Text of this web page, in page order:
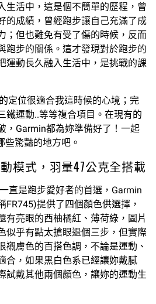
生活中，這是個不簡單的歷程，曾
的成績，曾經跑步讓自己充滿了成
；但也難免有受了傷的時候，反而
跑步的關係。這才發現對於跑步的
運動長久融入生活中，是挑戰的課
定位很適合我這時候的心境；完
鐵運動..等等複合項目。在現有的
，Garmin都為妳準備好了！一起
些驚豔的地方吧。
模式，羽量47公克全搭載
直是跑步愛好者的首選，Garmin
FR745)提供了四個顏色供選擇，
有亮眼的西柚橘紅、薄荷綠，圖片
似乎有點太搶眼退個三步，但實際
襯膚色的百搭色調，不論是運動、
合，如果黑白色系已經讓妳戴膩
試戴其他兩個顏色，讓妳的運動生